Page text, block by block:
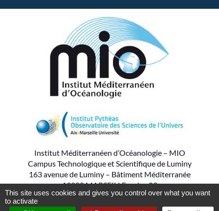
Institut Méditerranéen d’Océanologie – MIO
Campus Technologique et Scientifique de Luminy
163 avenue de Luminy – Bâtiment Méditerranée
13288 MARSEILLE cedex 09
This site uses cookies and gives you control over what you want
to activate